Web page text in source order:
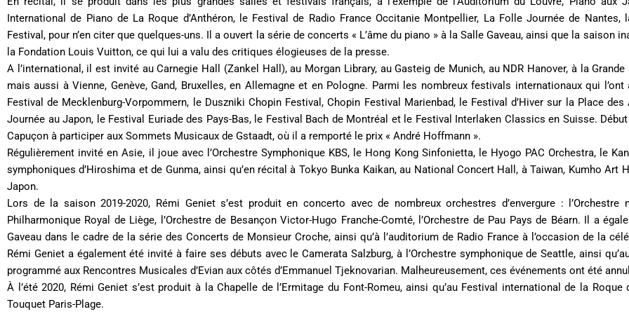
International de Piano de La Roque d’Anthéron, le Festival de Radio France Occitanie Montpellier, La Folle Journée de Nantes,
Festival, pour n’en citer que quelques-uns. Il a ouvert la série de concerts « L’âme du piano » à la Salle Gaveau, ainsi que la saison
la Fondation Louis Vuitton, ce qui lui a valu des critiques élogieuses de la presse.
A l’international, il est invité au Carnegie Hall (Zankel Hall), au Morgan Library, au Gasteig de Munich, au NDR Hanover, à la
mais aussi à Vienne, Genève, Gand, Bruxelles, en Allemagne et en Pologne. Parmi les nombreux festivals internationaux qui
Festival de Mecklenburg-Vorpommern, le Duszniki Chopin Festival, Chopin Festival Marienbad, le Festival d’Hiver sur la Place
Journée au Japon, le Festival Euriade des Pays-Bas, le Festival Bach de Montréal et le Festival Interlaken Classics en Suisse.
Capuçon à participer aux Sommets Musicaux de Gstaadt, où il a remporté le prix « André Hoffmann ».
Régulièrement invité en Asie, il joue avec l’Orchestre Symphonique KBS, le Hong Kong Sinfonietta, le Hyogo PAC Orchestra, le
symphoniques d’Hiroshima et de Gunma, ainsi qu’en récital à Tokyo Bunka Kaikan, au National Concert Hall, à Taiwan, Kumho Art
Japon.
Lors de la saison 2019-2020, Rémi Geniet s’est produit en concerto avec de nombreux orchestres d’envergure : l’Orchestre
Philharmonique Royal de Liège, l’Orchestre de Besançon Victor-Hugo Franche-Comté, l’Orchestre de Pau Pays de Béarn. Il a
Gaveau dans le cadre de la série des Concerts de Monsieur Croche, ainsi qu’à l’auditorium de Radio France à l’occasion de la
Rémi Geniet a également été invité à faire ses débuts avec le Camerata Salzburg, à l’Orchestre symphonique de Seattle, ainsi
programmé aux Rencontres Musicales d’Evian aux côtés d’Emmanuel Tjeknovarian. Malheureusement, ces événements ont été
À l’été 2020, Rémi Geniet s’est produit à la Chapelle de l’Ermitage du Font-Romeu, ainsi qu’au Festival international de la
Touquet Paris-Plage.